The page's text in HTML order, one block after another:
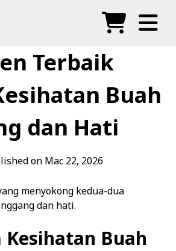
Soalan Lazim
Blog
Agen Sah
Kedai
Terbaik
Buah
dan Hati
on Mac 22, 2026
menyokong kedua-dua
dan hati.
Kesihatan Buah